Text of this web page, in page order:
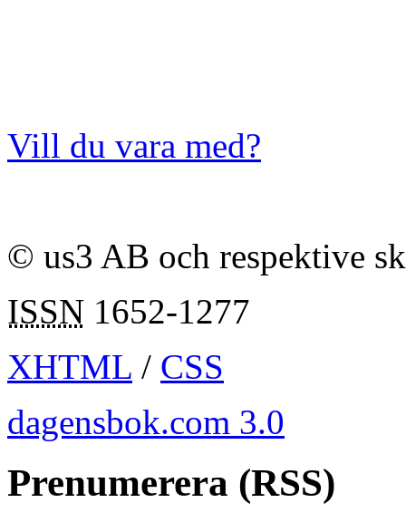
Vill du vara med?
© us3 AB och respektive
ISSN 1652-1277
XHTML / CSS
dagensbok.com 3.0
Prenumerera (RSS)